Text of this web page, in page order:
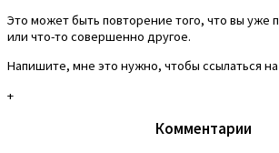
Это может быть повторение того, что вы уже
или что-то совершенно другое.
Напишите, мне это нужно, чтобы ссылаться
+
Комментарии